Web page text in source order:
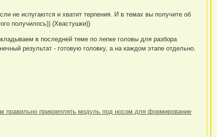
не испугаются и хватит терпения. И в темах вы получите об
получилось)) (Хвастушки))
в последней теме по лепке головы для разбора
результат - готовую головку, а на каждом этапе отдельно.
правильно прикреплять модуль под носом для формирование